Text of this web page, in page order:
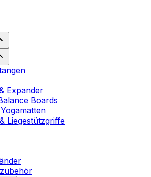
Expander
Boards
Liegestützgriffe